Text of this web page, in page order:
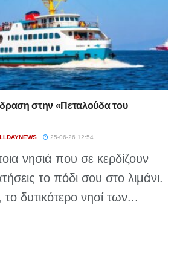
στην «Πεταλούδα του
25-06-26 12:54
νησιά που σε κερδίζουν
το πόδι σου στο λιμάνι.
δυτικότερο νησί των...